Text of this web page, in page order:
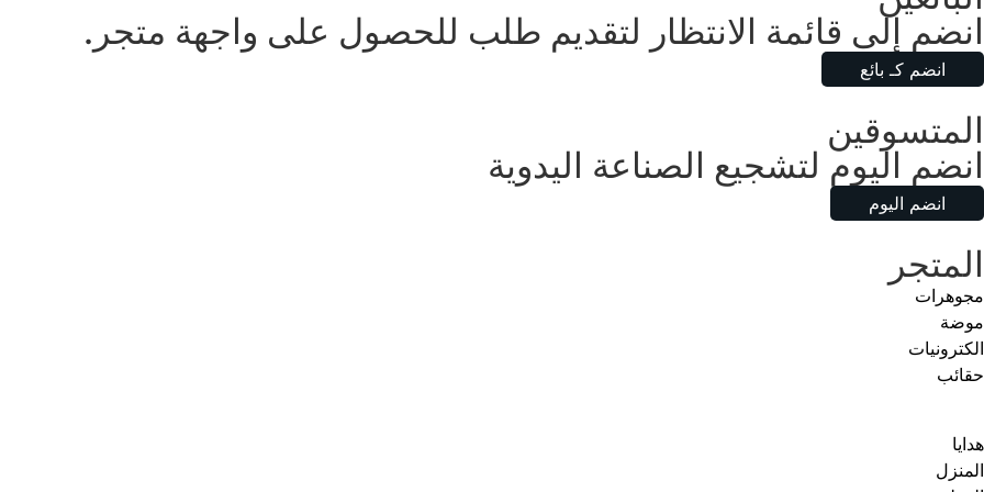
انضم إلى قائمة الانتظار لتقديم طلب للحصول على واجهة متجر.
انضم كـ بائع
المتسوقين
انضم اليوم لتشجيع الصناعة اليدوية
انضم اليوم
المتجر
مجوهرات
موضة
الكترونيات
حقائب
هدايا
المنزل